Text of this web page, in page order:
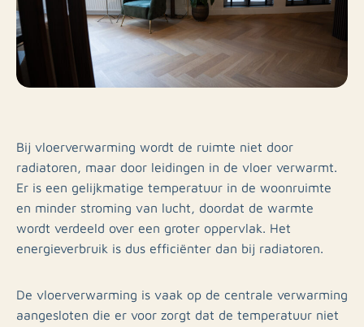
Bij vloerverwarming wordt de ruimte niet door
radiatoren, maar door leidingen in de vloer verwarmt.
Er is een gelijkmatige temperatuur in de woonruimte
en minder stroming van lucht, doordat de warmte
wordt verdeeld over een groter oppervlak. Het
energieverbruik is dus efficiënter dan bij radiatoren.
De vloerverwarming is vaak op de centrale verwarming
aangesloten die er voor zorgt dat de temperatuur niet